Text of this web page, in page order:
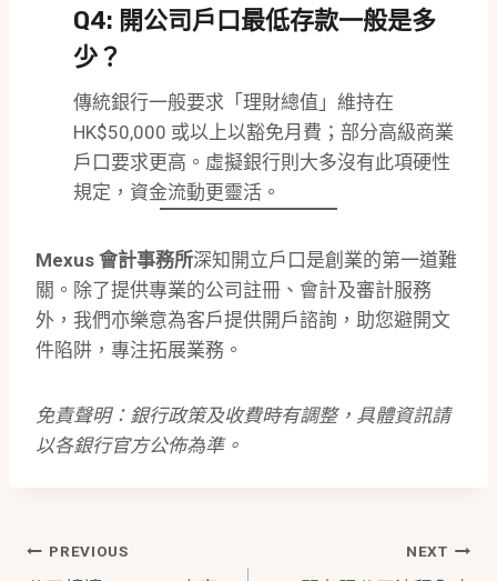
Q4: 開公司戶口最低存款一般是多
少？
傳統銀行一般要求「理財總值」維持在
HK$50,000 或以上以豁免月費；部分高級商業
戶口要求更高。虛擬銀行則大多沒有此項硬性
規定，資金流動更靈活。
Mexus 會計事務所深知開立戶口是創業的第一道難
關。除了提供專業的公司註冊、會計及審計服務
外，我們亦樂意為客戶提供開戶諮詢，助您避開文
件陷阱，專注拓展業務。
免責聲明：銀行政策及收費時有調整，具體資訊請
以各銀行官方公佈為準。
Post
PREVIOUS NEXT